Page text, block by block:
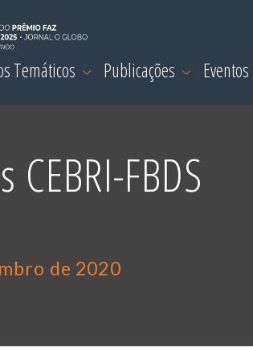
Temáticos Publicações Eventos
FBDS
de 2020